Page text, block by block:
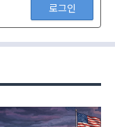
로그인